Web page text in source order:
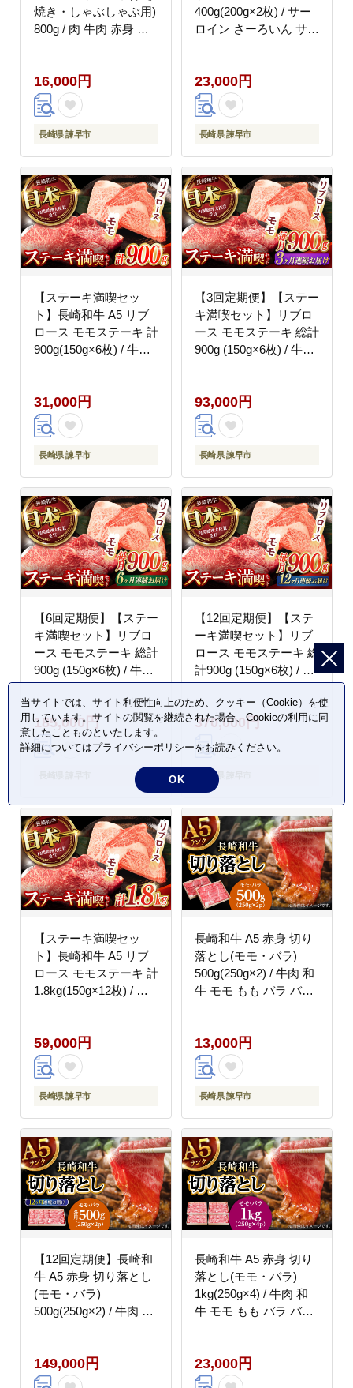
焼き・しゃぶしゃぶ用)
800g / 肉 牛肉 赤身 バ
株式会社NICK'S MEAT
野中精肉店 [AHCW003]
16,000円
長崎県 諫早市
400g(200g×2枚) / サー
ロイン さーろいん サー
早市 / 野中精肉店
[AHCW005]
23,000円
長崎県 諫早市
【ステーキ満喫セッ
ト】長崎和牛 A5 リブ
ロース モモステーキ 計
900g(150g×6枚) / 牛肉
精肉店 [AHCW006]
31,000円
長崎県 諫早市
【3回定期便】【ステー
キ満喫セット】リブロ
ース モモステーキ 総計
900g (150g×6枚) / 牛肉
精肉店 [AHCW007]
93,000円
長崎県 諫早市
【6回定期便】【ステー
キ満喫セット】リブロ
ース モモステーキ 総計
900g (150g×6枚) / 牛肉
ステーキ 長崎和牛 A5
ランク / 諫早市 / 野中
精肉店 [AHCW008]
185,000円
【12回定期便】【ステ
ーキ満喫セット】リブ
ロース モモステーキ 総
計900g (150g×6枚) / 牛
肉 ステーキ 長崎和牛
A5ランク / 諫早市 / 野
中精肉店 [AHCW009]
370,000円
長崎県 諫早市
【ステーキ満喫セッ
ト】長崎和牛 A5 リブ
ロース モモステーキ 計
1.8kg(150g×12枚) / 牛
中精肉店 [AHCW010]
59,000円
長崎県 諫早市
長崎和牛 A5 赤身 切り
落とし(モモ・バラ)
500g(250g×2) / 牛肉 和
牛 モモ もも バラ バラ
中精肉店 [AHCW011]
13,000円
長崎県 諫早市
【12回定期便】長崎和
牛 A5 赤身 切り落とし
(モモ・バラ)
500g(250g×2) / 牛肉 和
小間切れ / 諫早市 / 野
中精肉店 [AHCW014]
149,000円
長崎和牛 A5 赤身 切り
落とし(モモ・バラ)
1kg(250g×4) / 牛肉 和
牛 モモ もも バラ バラ
中精肉店 [AHCW015]
23,000円
当サイトでは、サイト利便性向上のため、クッキー（Cookie）を使
用しています。サイトの閲覧を継続された場合、Cookieの利用に同
意したことものといたします。
詳細についてはプライバシーポリシーをお読みください。
OK